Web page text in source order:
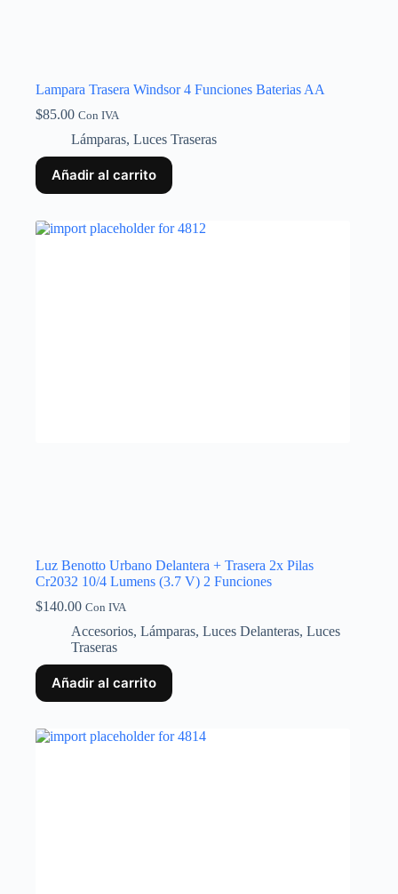
Lampara Trasera Windsor 4 Funciones Baterias AA
$85.00 Con IVA
Lámparas, Luces Traseras
Añadir al carrito
Luz Benotto Urbano Delantera + Trasera 2x Pilas
Cr2032 10/4 Lumens (3.7 V) 2 Funciones
$140.00 Con IVA
Accesorios, Lámparas, Luces Delanteras, Luces
Traseras
Añadir al carrito